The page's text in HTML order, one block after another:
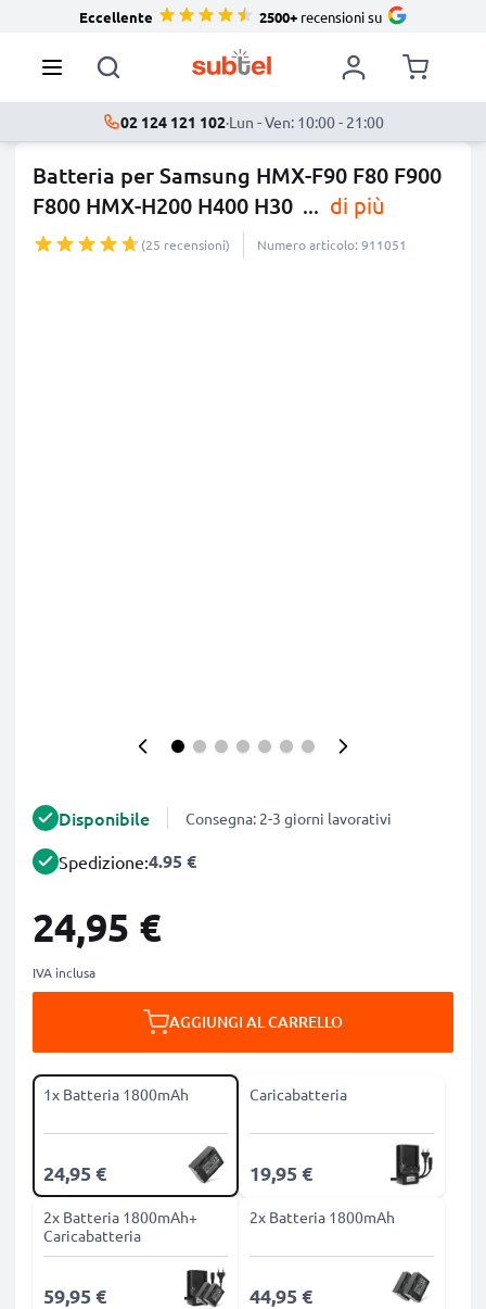
Eccellente 2500+recensioni su
02 124 121 102·Lun - Ven: 10:00 - 21:00
Batteria per Samsung HMX-F90 F80 F900
F800 HMX-H200 H400 H30 ... di più
(25 recensioni) Numero articolo: 911051
Disponibile Consegna: 2-3 giorni lavorativi
Spedizione:4.95 €
24,95 €
IVA inclusa
AGGIUNGI AL CARRELLO
1x Batteria 1800mAh
24,95 €
Caricabatteria
19,95 €
2x Batteria 1800mAh+
Caricabatteria
59,95 €
2x Batteria 1800mAh
44,95 €